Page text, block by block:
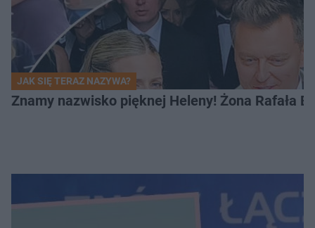
JAK SIĘ TERAZ NAZYWA?
Znamy nazwisko pięknej Heleny! Żona Rafała